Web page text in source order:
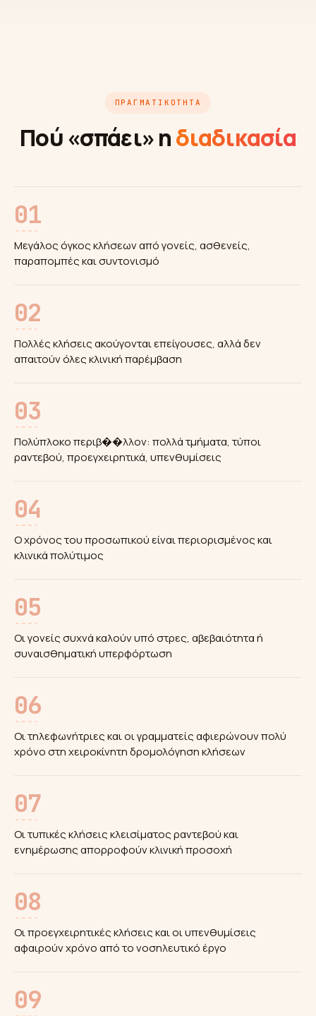
ΠΡΑΓΜΑΤΙΚΌΤΗΤΑ
Πού «σπάει» ηδιαδικασία
01
Μεγάλος όγκος κλήσεων από γονείς, ασθενείς,
παραπομπές και συντονισμό
02
Πολλές κλήσεις ακούγονται επείγουσες, αλλά δεν
απαιτούν όλες κλινική παρέμβαση
03
Πολύπλοκο περιβ��λλον: πολλά τμήματα, τύποι
ραντεβού, προεγχειρητικά, υπενθυμίσεις
04
Ο χρόνος του προσωπικού είναι περιορισμένος και
κλινικά πολύτιμος
05
Οι γονείς συχνά καλούν υπό στρες, αβεβαιότητα ή
συναισθηματική υπερφόρτωση
06
Οι τηλεφωνήτριες και οι γραμματείς αφιερώνουν πολύ
χρόνο στη χειροκίνητη δρομολόγηση κλήσεων
07
Οι τυπικές κλήσεις κλεισίματος ραντεβού και
ενημέρωσης απορροφούν κλινική προσοχή
08
Οι προεγχειρητικές κλήσεις και οι υπενθυμίσεις
αφαιρούν χρόνο από το νοσηλευτικό έργο
09